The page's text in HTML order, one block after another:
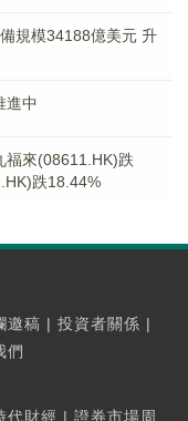
規模34188億美元 升
進中
福來(08611.HK)跌
跌18.44%
邀稿 | 投資者關係 |
們
代財經 | 證券市場周